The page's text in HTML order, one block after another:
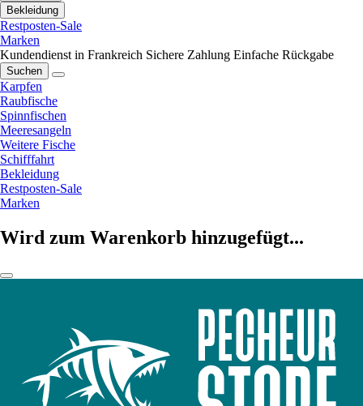
Bekleidung
Restposten-Sale
Marken
Kundendienst in Frankreich Sichere Zahlung Einfache Rückgabe
Suchen
Karpfen
Raubfische
Spinnfischen
Meeresangeln
Weitere Fische
Schifffahrt
Bekleidung
Restposten-Sale
Marken
Wird zum Warenkorb hinzugefügt...